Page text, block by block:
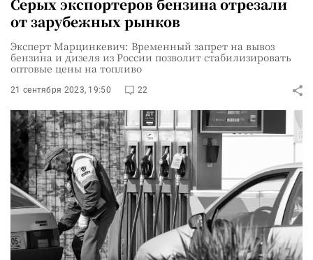
Серых экспортеров бензина отрезали
от зарубежных рынков
Эксперт Марцинкевич: Временный запрет на вывоз
бензина и дизеля из России позволит стабилизировать
оптовые цены на топливо
21 сентября 2023, 19:50 22